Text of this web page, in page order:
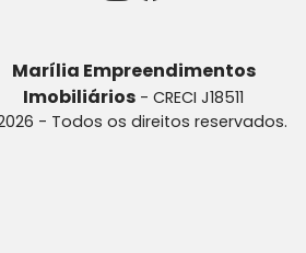
Marília Empreendimentos
Imobiliários - CRECI J18511
- Todos os direitos reservados.